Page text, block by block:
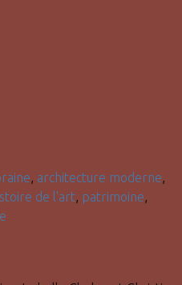
, architecture moderne,
de l'art, patrimoine,